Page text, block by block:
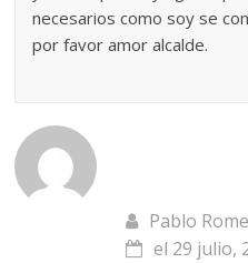
necesarios como soy se
por favor amor alcalde.
Pablo
el 29 julio,